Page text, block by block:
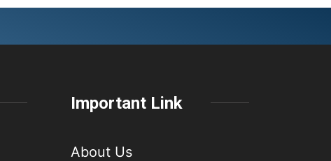
Important Link
About Us